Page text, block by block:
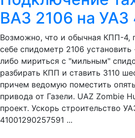
ВАЗ 2106 на УАЗ
Возможно, что и обычная КПП-4,
себе спидометр 2106 установить
либо мириться с "мильным"
разбирать КПП и ставить 3110
причем ведомую поместить
привода от Газели. UAZ Zombie
проект. Ускорь строительство
41001290257591 ...